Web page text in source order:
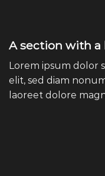
A section with
Lorem ipsum dolor
elit, sed diam
laoreet dolore